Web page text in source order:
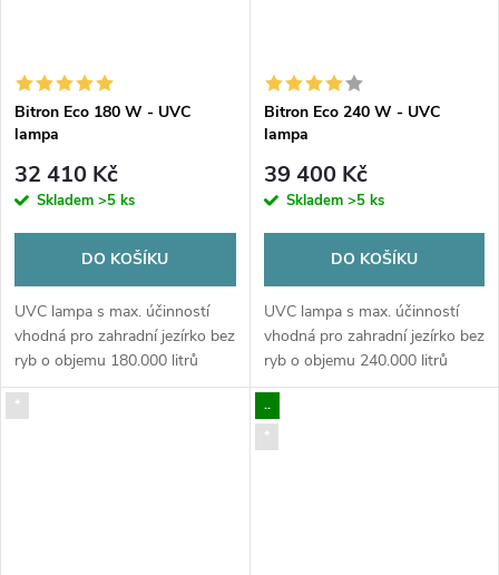
Bitron Eco 180 W - UVC
lampa
32 410 Kč
Skladem >5 ks
DO KOŠÍKU
UVC lampa s max. účinností
vhodná pro zahradní jezírko bez
ryb o objemu 180.000 litrů
vody
Bitron Eco 240 W - UVC
lampa
39 400 Kč
Skladem >5 ks
DO KOŠÍKU
UVC lampa s max. účinností
vhodná pro zahradní jezírko bez
ryb o objemu 240.000 litrů
vody
*
..
*